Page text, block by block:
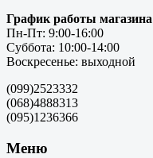
График работы магазина
Пн-Пт: 9:00-16:00
Суббота: 10:00-14:00
Воскресенье: выходной
(099)2523332
(068)4888313
(095)1236366
Меню